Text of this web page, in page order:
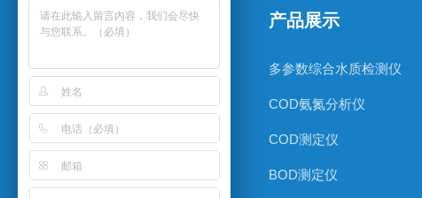
关于我们
公司简介
新闻动态
技术文章
产品展示
多参数综合水质检测仪
COD氨氮分析仪
COD测定仪
BOD测定仪